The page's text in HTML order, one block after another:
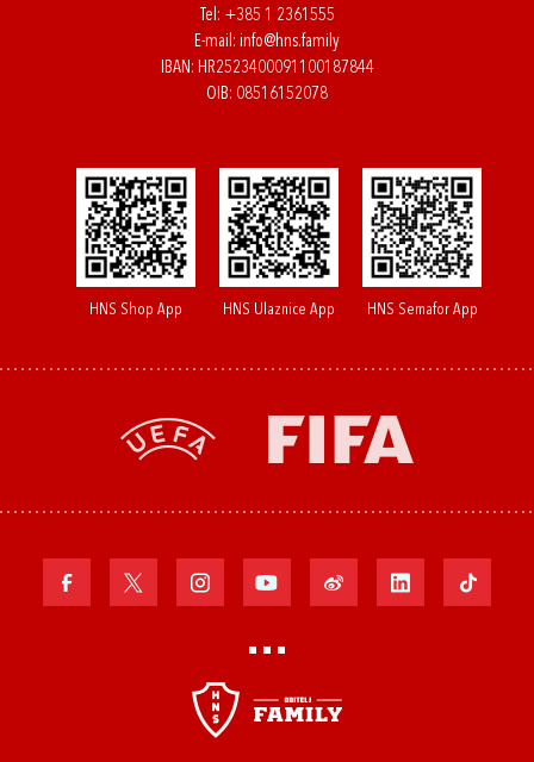
Tel: +385 1 2361555
E-mail: info@hns.family
IBAN: HR2523400091100187844
OIB: 08516152078
HNS Shop App HNS Ulaznice App HNS Semafor App